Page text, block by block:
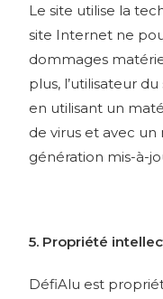
Le site utilise la
site Internet ne
dommages
plus, l’utilisateur
en utilisant un
de virus et avec
génération mis-à-
5. Propriété
DéfiAlu est